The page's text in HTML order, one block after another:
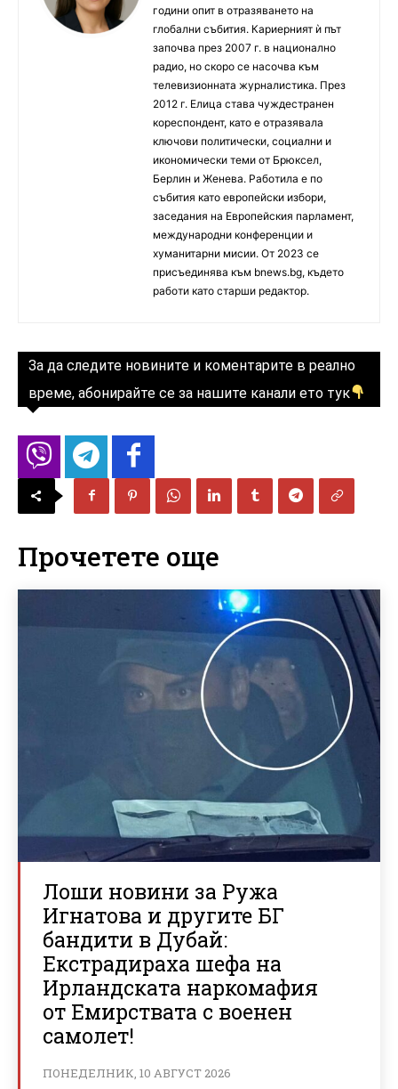
години опит в отразяването на
глобални събития. Кариерният ѝ път
започва през 2007 г. в национално
радио, но скоро се насочва към
телевизионната журналистика. През
2012 г. Елица става чуждестранен
кореспондент, като е отразявала
ключови политически, социални и
икономически теми от Брюксел,
Берлин и Женева. Работила е по
събития като европейски избори,
заседания на Европейския парламент,
международни конференции и
хуманитарни мисии. От 2023 се
присъединява към bnews.bg, където
работи като старши редактор.
За да следите новините и коментарите в реално
време, абонирайте се за нашите канали ето тук
Прочетете още
Лоши новини за Ружа
Игнатова и другите БГ
бандити в Дубай:
Екстрадираха шефа на
Ирландската наркомафия
от Емирствата с военен
самолет!
ПОНЕДЕЛНИК, 10 АВГУСТ 2026